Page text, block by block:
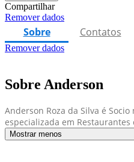
Compartilhar
Remover dados
Sobre Contatos
Remover dados
Sobre Anderson
Anderson Roza da Silva é
especializada em Restaurantes
Mostrar menos